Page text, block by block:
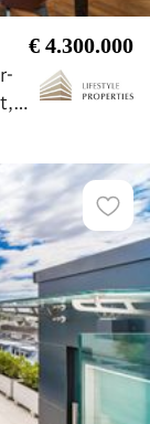
€ 4.300.000